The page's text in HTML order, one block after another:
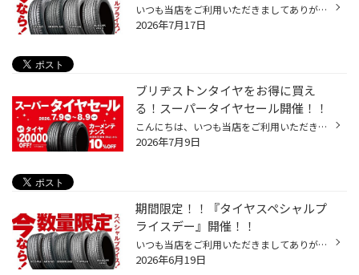
いつも当店をご利用いただきましてありがとうございます。 7/17(金)～7/26(日)まで、コクピット・タイヤ館におきまして、 期間限定！ サイズ限定！！ 数量限定！！！ お得にお買い求めいただける、「タイヤスペシャルプライスデー」がスタートします！ お得なタイヤのご紹介！！ NEWNO 155/65R14 タ...
2026年7月17日
ブリヂストンタイヤをお得に買え
る！スーパータイヤセール開催！！
こんにちは、いつも当店をご利用いただきましてありがとうございます。 コクピット・タイヤ館では、ブリヂストンタイヤをお得に買える！ スーパータイヤセールを7月9日(木)から8月9日(日)まで開催いたします！ ブリヂストンのタイヤを4本ご購入で最大20,000円引き！ タイヤをお得にご購入頂けるチャ...
2026年7月9日
期間限定！！『タイヤスペシャルプ
ライスデー』開催！！
いつも当店をご利用いただきましてありがとうございます。 6/19(金)～6/28(日)まで、コクピット・タイヤ館におきまして、 期間限定！ サイズ限定！！ 数量限定！！！ お得にお買い求めいただける、「タイヤスペシャルプライスデー」がスタートします！ お得なタイヤのご紹介！！ ワゴンR、N-BOX、タ...
2026年6月19日